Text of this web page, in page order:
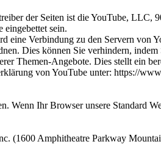
der Seiten ist die YouTube,
eingebettet sein.
eine Verbindung zu den Servern
Dies können Sie verhindern,
Themen-Angebote. Dies stellt ein
von YouTube unter: https://
Wenn Ihr Browser unsere Standard
(1600 Amphitheatre Parkway